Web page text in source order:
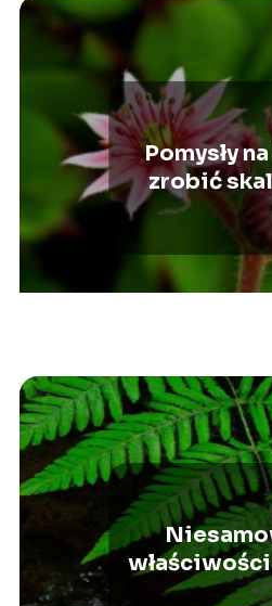
Pomysły
zrobić
sekrety